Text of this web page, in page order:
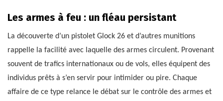
Les armes à feu : un fléau persistant
La découverte d’un pistolet Glock 26 et d’autres munitions
rappelle la facilité avec laquelle des armes circulent. Provenant
souvent de trafics internationaux ou de vols, elles équipent des
individus prêts à s’en servir pour intimider ou pire. Chaque
affaire de ce type relance le débat sur le contrôle des armes et